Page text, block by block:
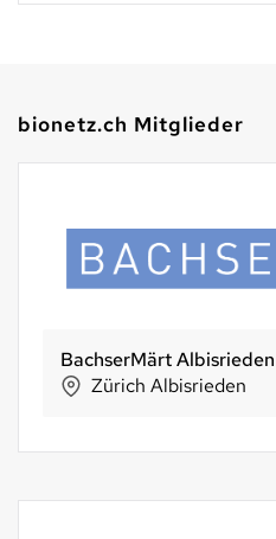
bionetz.ch Mitglieder
BachserMärt Albisrieden
Zürich Albisrieden